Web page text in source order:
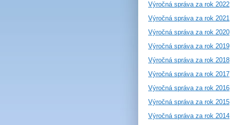
Výročná správa za rok 2022
Výročná správa za rok 2021
Výročná správa za rok 2020
Výročná správa za rok 2019
Výročná správa za rok 2018
Výročná správa za rok 2017
Výročná správa za rok 2016
Výročná správa za rok 2015
Výročná správa za rok 2014